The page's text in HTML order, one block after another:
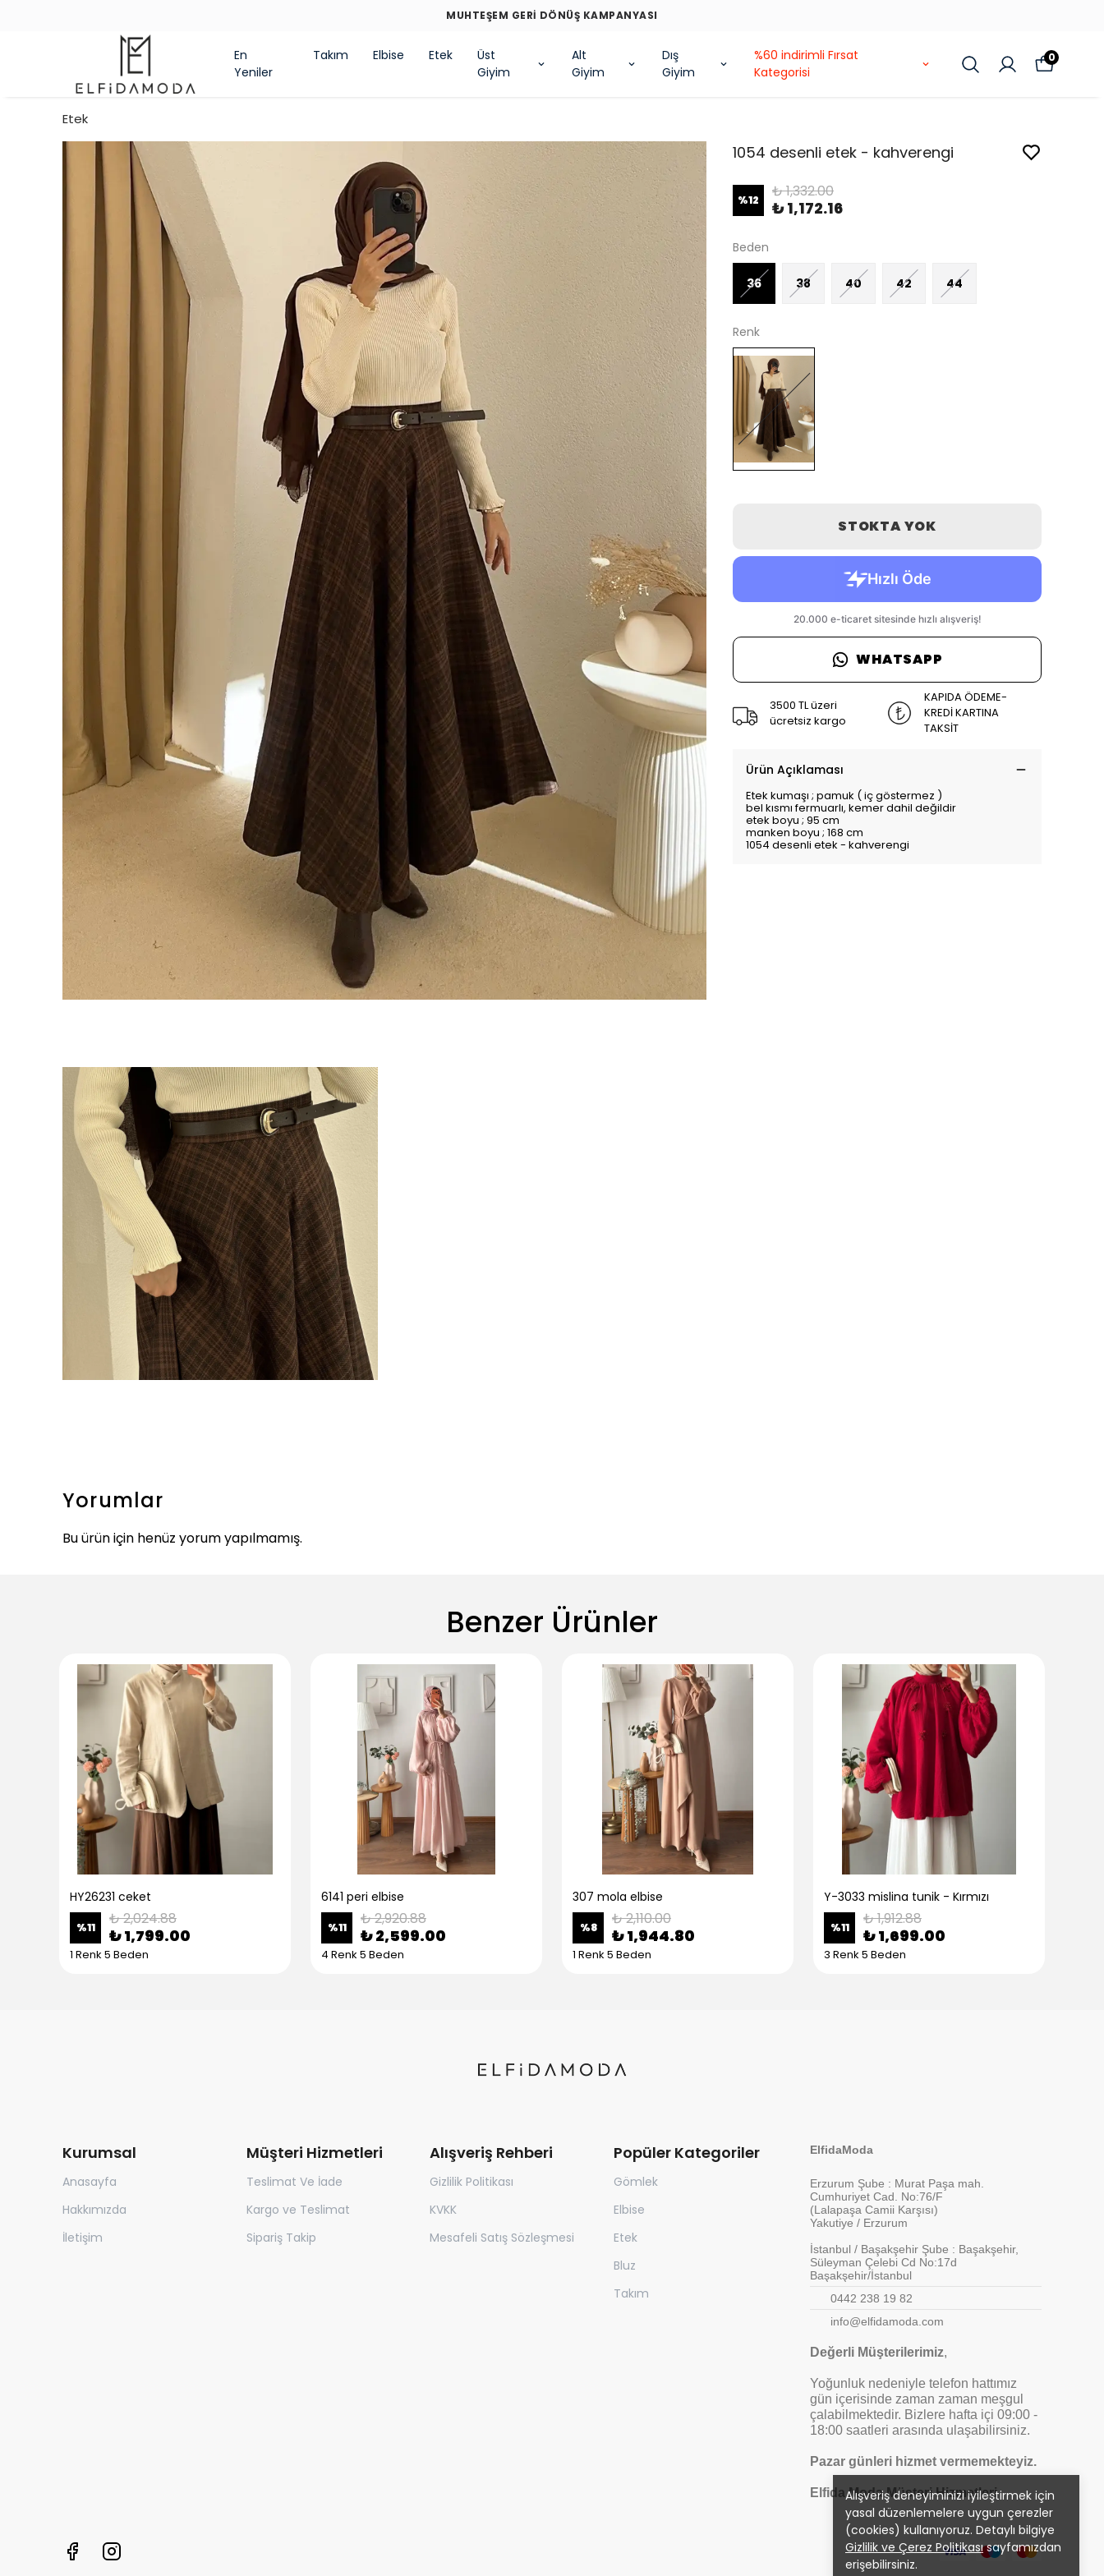
MUHTEŞEM GERİ DÖNÜŞ KAMPANYASI
En
Yeniler
Takım Elbise Etek
Üst
Giyim
Alt
Giyim
Dış
Giyim
%60 indirimli Fırsat
Kategorisi
0
Alışveriş deneyiminizi iyileştirmek için
yasal düzenlemelere uygun çerezler
(cookies) kullanıyoruz. Detaylı bilgiye
Gizlilik ve Çerez Politikasısayfamızdan
erişebilirsiniz.
Etek
1054 desenli etek - kahverengi
%12 ₺ 1,332.00
₺ 1,172.16
Beden
36 38 40 42 44
Renk
STOKTA YOK
WHATSAPP
3500 TL üzeri
ücretsiz kargo
KAPIDA ÖDEME-
KREDİ KARTINA
TAKSİT
Ürün Açıklaması
Etek kumaşı ; pamuk ( iç göstermez )
bel kısmı fermuarlı, kemer dahil değildir
etek boyu ; 95 cm
manken boyu ; 168 cm
1054 desenli etek - kahverengi
Yorumlar
Bu ürün için henüz yorum yapılmamış.
Benzer Ürünler
HY26231 ceket
%11 ₺ 2,024.88
₺ 1,799.00
1 Renk 5 Beden
6141 peri elbise
%11 ₺ 2,920.88
₺ 2,599.00
4 Renk 5 Beden
307 mola elbise
%8 ₺ 2,110.00
₺ 1,944.80
1 Renk 5 Beden
Y-3033 mislina tunik - Kırmızı
%11 ₺ 1,912.88
₺ 1,699.00
3 Renk 5 Beden
Kurumsal
Anasayfa
Hakkımızda
İletişim
Müşteri Hizmetleri
Teslimat Ve İade
Kargo ve Teslimat
Sipariş Takip
Alışveriş Rehberi
Gizlilik Politikası
KVKK
Mesafeli Satış Sözleşmesi
Popüler Kategoriler
Gömlek
Elbise
Etek
Bluz
Takım
ElfidaModa
Erzurum Şube : Murat Paşa mah.
Cumhuriyet Cad. No:76/F
(Lalapaşa Camii Karşısı)
Yakutiye / Erzurum
İstanbul / Başakşehir Şube : Başakşehir,
Süleyman Çelebi Cd No:17d
Başakşehir/İstanbul
0442 238 19 82
info@elfidamoda.com
Değerli Müşterilerimiz,
Yoğunluk nedeniyle telefon hattımız
gün içerisinde zaman zaman meşgul
çalabilmektedir. Bizlere hafta içi 09:00 -
18:00 saatleri arasında ulaşabilirsiniz.
Pazar günleri hizmet vermemekteyiz.
Elfida Moda Müşteri Hizmetleri